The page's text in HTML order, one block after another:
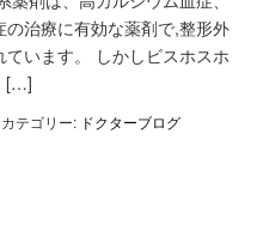
治療に有効な薬剤で,整形外
います。 しかしビスホスホ
[…]
カテゴリー: ドクターブログ